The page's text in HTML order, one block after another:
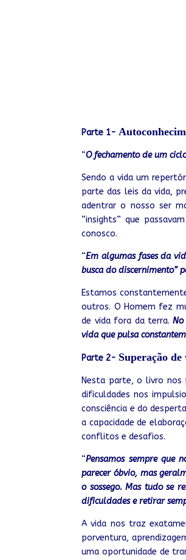
Parte 1-
“O fechamento de um
Sendo a vida um
parte das leis da vida,
adentrar o nosso ser
“insights” que
conosco.
“Em algumas fases da
busca do discernimento”
Estamos
outros. O Homem fez
de vida fora da terra.
vida que pulsa
Parte 2- Superação de
Nesta parte, o livro nos
dificuldades nos
consciência edo
a capacidade de
conflitos e desafios.
“Pensamos sempre que
parecer óbvio, mas
o sossego. Mas tudo se
dificuldades e retirar
A vida nos traz
porventura,
uma oportunidade de